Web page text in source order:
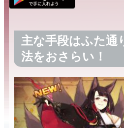
主な手段はふた通
法をおさらい！